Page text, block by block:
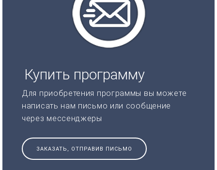
Купить программу
Для приобретения программы вы можете
написать нам письмо или сообщение
через мессенджеры
ЗАКАЗАТЬ, ОТПРАВИВ ПИСЬМО